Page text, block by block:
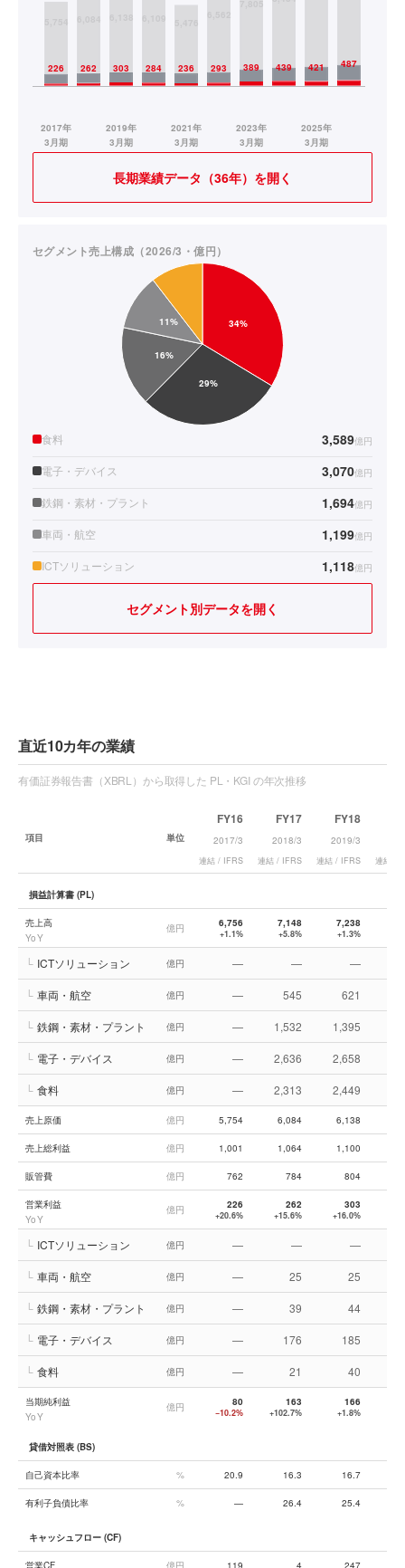
長期業績データ（36年）を開く
セグメント売上構成（2026/3・億円）
食料 3,589億円
電子・デバイス 3,070億円
鉄鋼・素材・プラント 1,694億円
車両・航空 1,199億円
ICTソリューション 1,118億円
セグメント別データを開く
直近10カ年の業績
有価証券報告書（XBRL）から取得した PL・KGI の年次推移
項目 単位
FY16
2017/3
連結 / IFRS
FY17
2018/3
連結 / IFRS
FY18
2019/3
連結 / IFRS 連結 /
損益計算書 (PL)
売上高
YoY
億円 6,756
+1.1%
7,148
+5.8%
7,238
+1.3%
└ ICTソリューション 億円 — — —
└ 車両・航空 億円 — 545 621
└ 鉄鋼・素材・プラント 億円 — 1,532 1,395
└ 電子・デバイス 億円 — 2,636 2,658
└ 食料 億円 — 2,313 2,449
売上原価 億円 5,754 6,084 6,138
売上総利益 億円 1,001 1,064 1,100
販管費 億円 762 784 804
営業利益
YoY
億円 226
+20.6%
262
+15.6%
303
+16.0%
└ ICTソリューション 億円 — — —
└ 車両・航空 億円 — 25 25
└ 鉄鋼・素材・プラント 億円 — 39 44
└ 電子・デバイス 億円 — 176 185
└ 食料 億円 — 21 40
当期純利益
YoY
億円 80
−10.2%
163
+102.7%
166
+1.8%
貸借対照表 (BS)
自己資本比率 % 20.9 16.3 16.7
有利子負債比率 % — 26.4 25.4
キャッシュフロー (CF)
営業CF 億円 119 4 247